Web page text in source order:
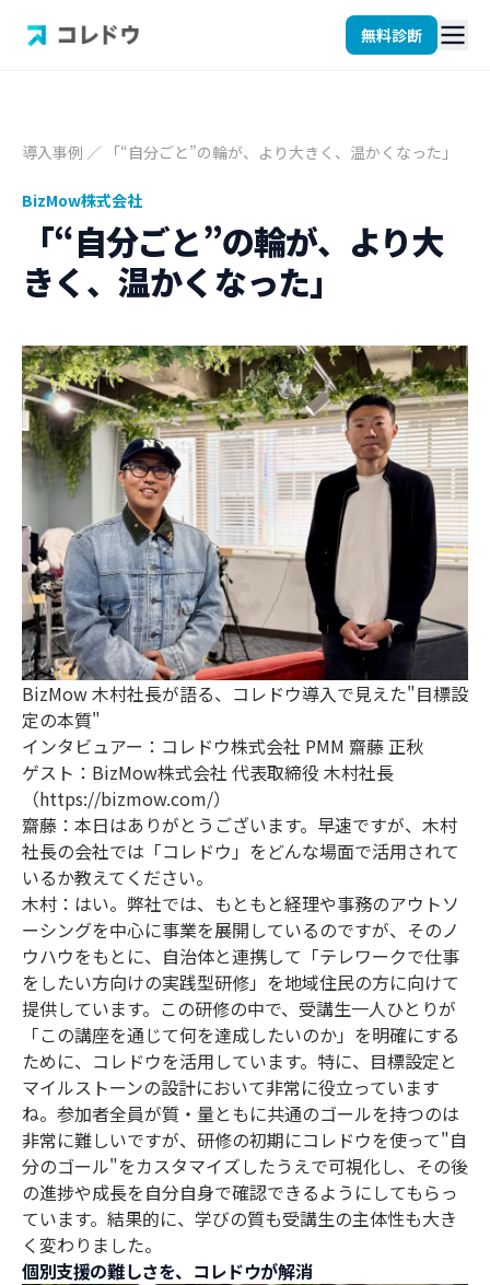
無料診断
導入事例 ／ 「“自分ごと”の輪が、より大きく、温かくなった」
BizMow株式会社
「“自分ごと”の輪が、より大
きく、温かくなった」
BizMow 木村社長が語る、コレドウ導入で見えた"目標設
定の本質"
インタビュアー：コレドウ株式会社 PMM 齋藤 正秋
ゲスト：BizMow株式会社 代表取締役 木村社長
（https://bizmow.com/）
齋藤：本日はありがとうございます。早速ですが、木村
社長の会社では「コレドウ」をどんな場面で活用されて
いるか教えてください。
木村：はい。弊社では、もともと経理や事務のアウトソ
ーシングを中心に事業を展開しているのですが、そのノ
ウハウをもとに、自治体と連携して「テレワークで仕事
をしたい方向けの実践型研修」を地域住民の方に向けて
提供しています。この研修の中で、受講生一人ひとりが
「この講座を通じて何を達成したいのか」を明確にする
ために、コレドウを活用しています。特に、目標設定と
マイルストーンの設計において非常に役立っています
ね。参加者全員が質・量ともに共通のゴールを持つのは
非常に難しいですが、研修の初期にコレドウを使って"自
分のゴール"をカスタマイズしたうえで可視化し、その後
の進捗や成長を自分自身で確認できるようにしてもらっ
ています。結果的に、学びの質も受講生の主体性も大き
く変わりました。
個別支援の難しさを、コレドウが解消